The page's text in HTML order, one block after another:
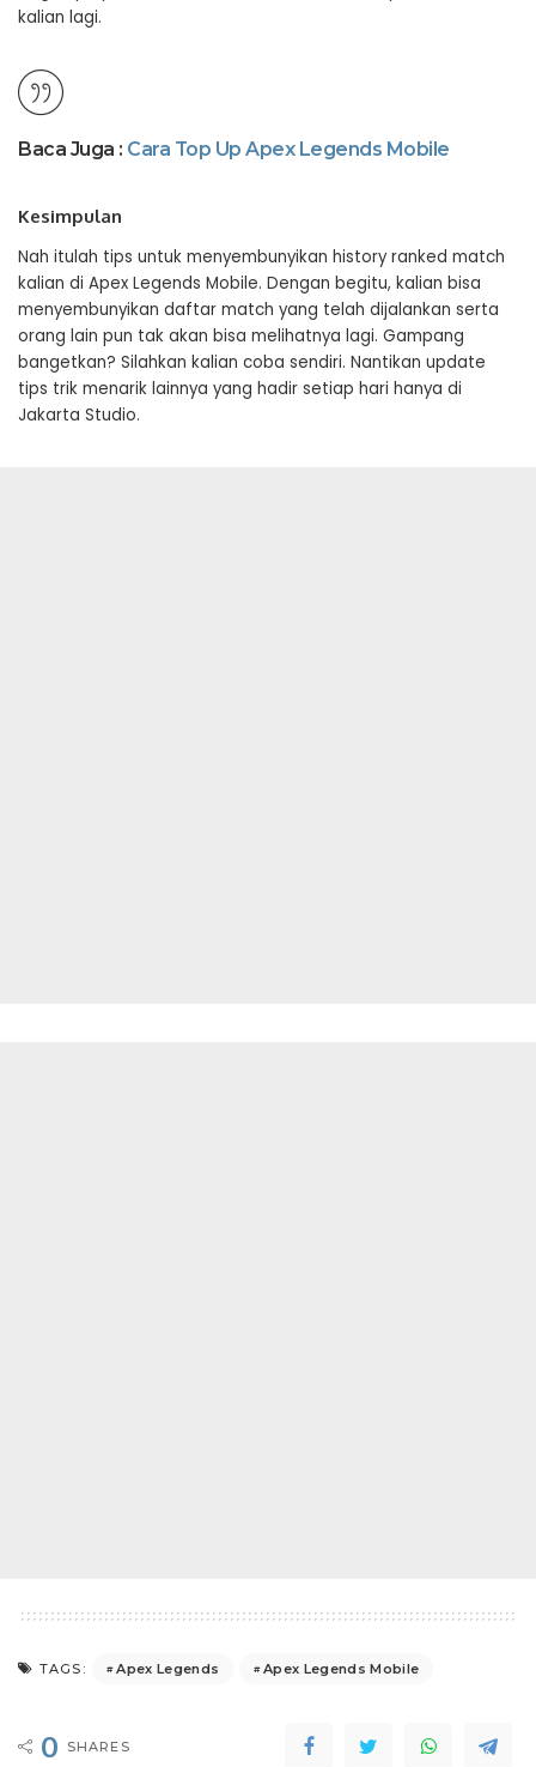
kalian lagi.
Baca Juga : Cara Top Up Apex Legends Mobile
Kesimpulan
Nah itulah tips untuk menyembunyikan history ranked match
kalian di Apex Legends Mobile. Dengan begitu, kalian bisa
menyembunyikan daftar match yang telah dijalankan serta
orang lain pun tak akan bisa melihatnya lagi. Gampang
bangetkan? Silahkan kalian coba sendiri. Nantikan update
tips trik menarik lainnya yang hadir setiap hari hanya di
Jakarta Studio.
TAGS: Apex Legends Apex Legends Mobile
0 SHARES